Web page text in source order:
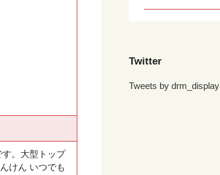
。大型トップ
けん いつでも
Twitter
Tweets by drm_display